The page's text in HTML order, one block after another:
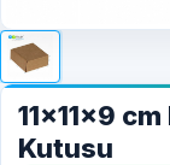
11x11x9
Kutusu